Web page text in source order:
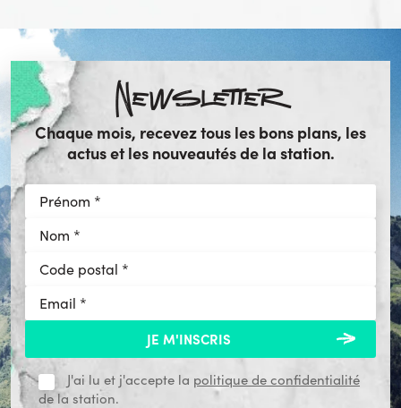
Newsletter
Chaque mois, recevez tous les bons plans, les
actus et les nouveautés de la station.
J'ai lu et j'accepte la politique de confidentialité
de la station.